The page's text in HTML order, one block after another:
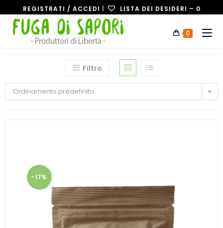
REGISTRATI / ACCEDI LISTA DEI DESIDERI – 0
0
Filtro
Ordinamento predefinito
-17%